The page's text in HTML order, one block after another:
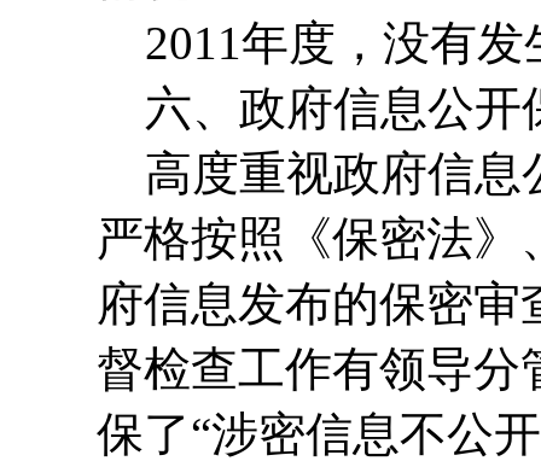
2011年度，没有发
六、政府信息公开
高度重视政府信息
严格按照《保密法
府信息发布的保密
督检查工作有领导分
保了“涉密信息不公